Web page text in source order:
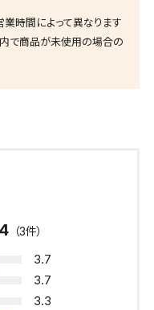
時間によって異なります
で商品が未使用の場合の
4 （3件）
3.7
3.7
3.3